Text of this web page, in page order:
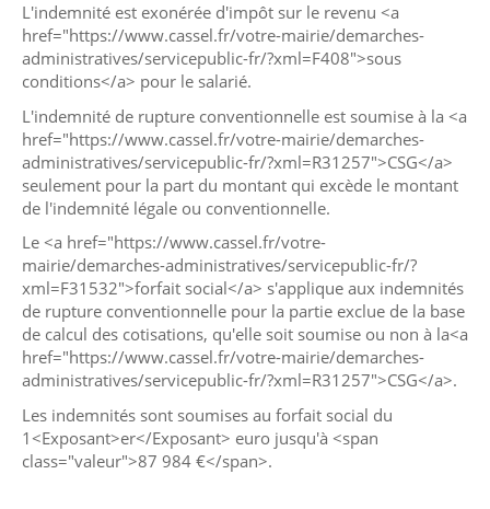
L'indemnité est exonérée d'impôt sur le revenu <a
href="https://www.cassel.fr/votre-mairie/demarches-
administratives/servicepublic-fr/?xml=F408">sous
conditions</a> pour le salarié.
L'indemnité de rupture conventionnelle est soumise à la <a
href="https://www.cassel.fr/votre-mairie/demarches-
administratives/servicepublic-fr/?xml=R31257">CSG</a>
seulement pour la part du montant qui excède le montant
de l'indemnité légale ou conventionnelle.
Le <a href="https://www.cassel.fr/votre-
mairie/demarches-administratives/servicepublic-fr/?
xml=F31532">forfait social</a> s'applique aux indemnités
de rupture conventionnelle pour la partie exclue de la base
de calcul des cotisations, qu'elle soit soumise ou non à la<a
href="https://www.cassel.fr/votre-mairie/demarches-
administratives/servicepublic-fr/?xml=R31257">CSG</a>.
Les indemnités sont soumises au forfait social du
1<Exposant>er</Exposant> euro jusqu'à <span
class="valeur">87 984 €</span>.